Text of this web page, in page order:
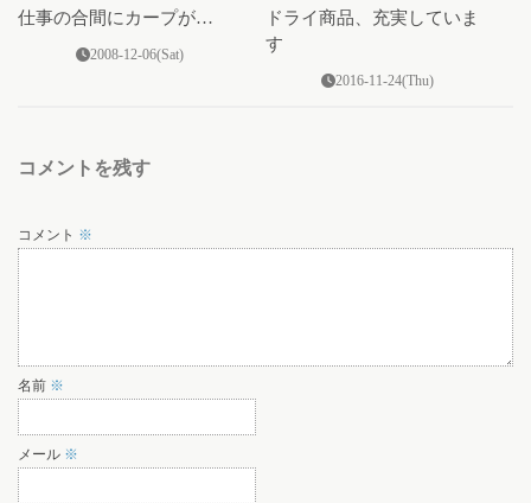
仕事の合間にカープが…
2008-12-06(Sat)
ドライ商品、充実していま
す
2016-11-24(Thu)
コメントを残す
コメント ※
名前 ※
メール ※